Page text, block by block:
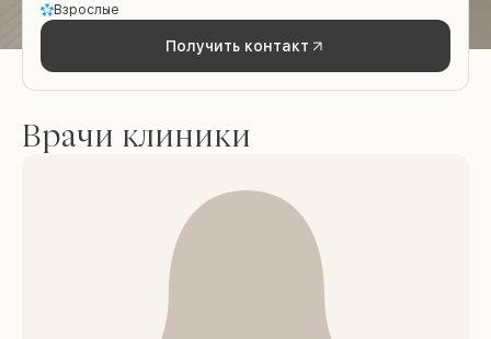
Взрослые
Получить контакт
Врачи клиники